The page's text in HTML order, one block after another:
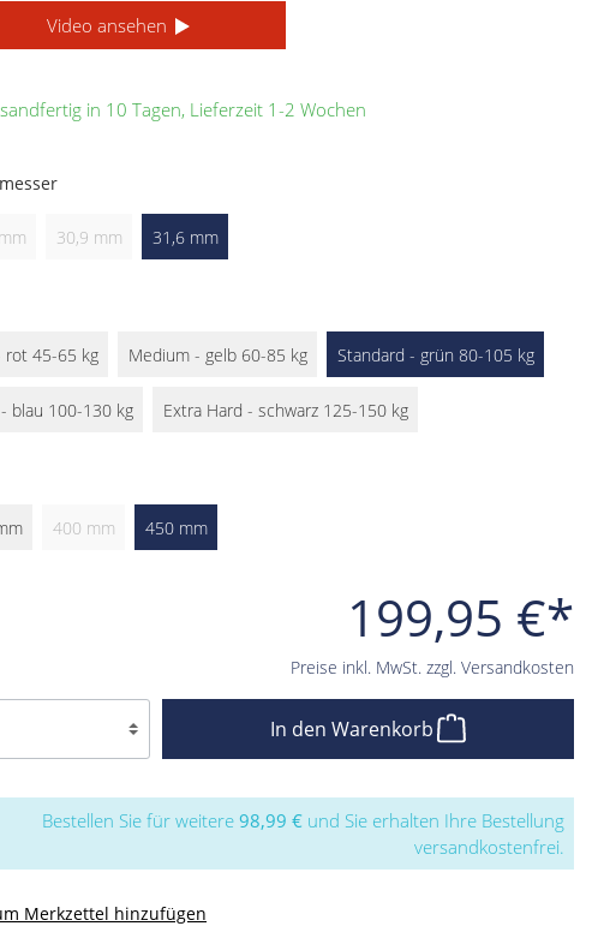
Video ansehen
199,95 €*
Preise inkl. MwSt. zzgl. Versandkosten
in 10 Tagen, Lieferzeit 1-2 Wochen
30,9 mm 31,6 mm
rot 45-65 kg Medium - gelb 60-85 kg Standard - grün 80-105 kg
blau 100-130 kg Extra Hard - schwarz 125-150 kg
400 mm 450 mm
In den Warenkorb
Bestellen Sie für weitere 98,99 € und Sie erhalten Ihre Bestellung
versandkostenfrei.
Merkzettel hinzufügen